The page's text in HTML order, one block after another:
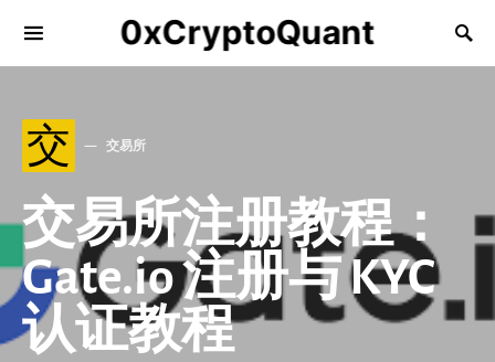
0xCryptoQuant
交 交易所
交易所注册教程：
Gate.io 注册与 KYC
认证教程